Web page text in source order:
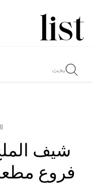
شيف
فروع